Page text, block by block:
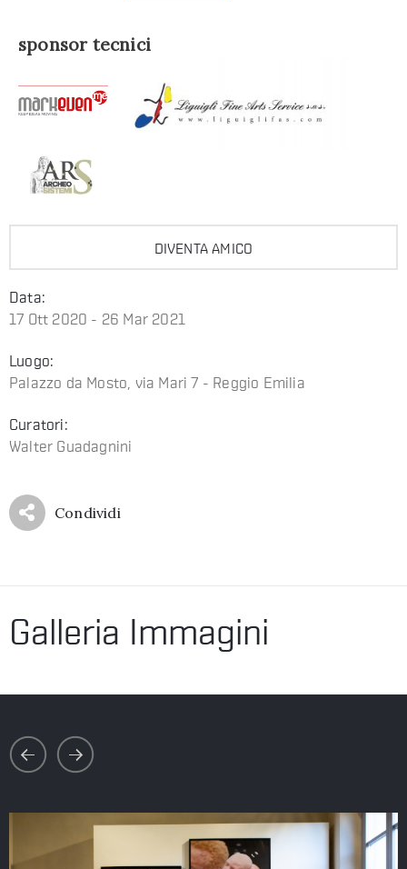
sponsor tecnici
DIVENTA AMICO
Data:
17 Ott 2020 - 26 Mar 2021
Luogo:
Palazzo da Mosto, via Mari 7 - Reggio Emilia
Curatori:
Walter Guadagnini
Condividi
Galleria Immagini